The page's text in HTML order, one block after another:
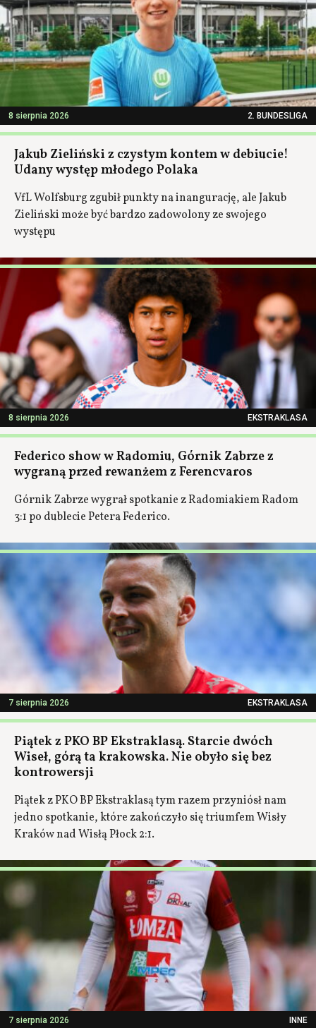
8 sierpnia 2026 2. BUNDESLIGA
Jakub Zieliński z czystym kontem w debiucie!
Udany występ młodego Polaka
VfL Wolfsburg zgubił punkty na inangurację, ale Jakub
Zieliński może być bardzo zadowolony ze swojego
występu
8 sierpnia 2026 EKSTRAKLASA
Federico show w Radomiu, Górnik Zabrze z
wygraną przed rewanżem z Ferencvaros
Górnik Zabrze wygrał spotkanie z Radomiakiem Radom
3:1 po dublecie Petera Federico.
7 sierpnia 2026 EKSTRAKLASA
Piątek z PKO BP Ekstraklasą. Starcie dwóch
Wiseł, górą ta krakowska. Nie obyło się bez
kontrowersji
Piątek z PKO BP Ekstraklasą tym razem przyniósł nam
jedno spotkanie, które zakończyło się triumfem Wisły
Kraków nad Wisłą Płock 2:1.
7 sierpnia 2026 INNE